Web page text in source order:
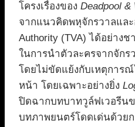
โครงเรื่องของ Deadpool &
จากแนวคิดพหุจักรวาลและ
Authority (TVA) ได้อย่าง
ในการนำตัวละครจากจัก
โดยไม่ขัดแย้งกับเหตุการ
หน้า โดยเฉพาะอย่างยิ่ง
ปิดฉากบทบาทวูล์ฟเวอรีน
บทภาพยนตร์โดดเด่นด้วยก